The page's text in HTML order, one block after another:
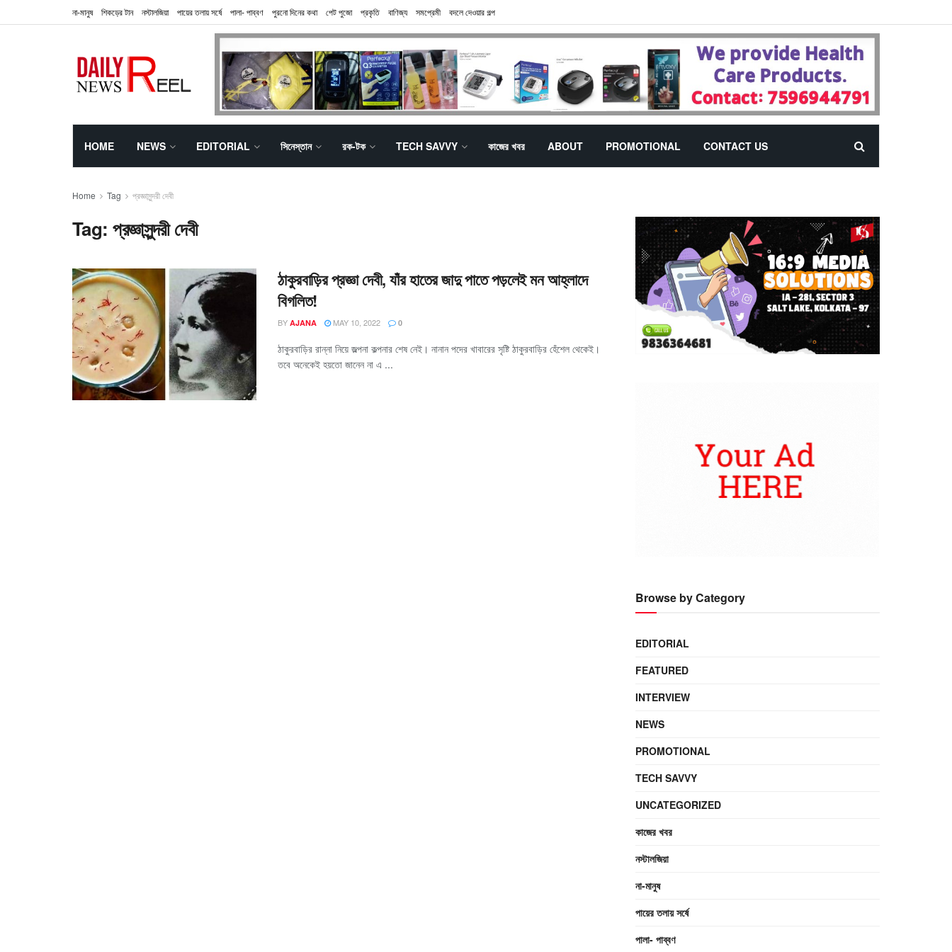
না-মানুষ শিকড়ের টান নস্টালজিয়া পায়ের তলায় সর্ষে পালা- পাব্বণ পুরনো দিনের কথা পেট পুজো প্রকৃতি বাণিজ্য সমপ্রেমী বদলে দেওয়ার গল্প
HOME NEWS EDITORIAL সিনেস্তান রক-টক TECH SAVVY কাজের খবর ABOUT PROMOTIONAL CONTACT US
Home Tag প্রজ্ঞাসুন্দরী দেবী
Tag:প্রজ্ঞাসুন্দরী দেবী
ঠাকুরবাড়ির প্রজ্ঞা দেবী, যাঁর হাতের জাদু পাতে পড়লেই মন আহ্লাদে
বিগলিত!
BY AJANA MAY 10, 2022 0
ঠাকুরবাড়ির রান্না নিয়ে জল্পনা কল্পনার শেষ নেই। নানান পদের খাবারের সৃষ্টি ঠাকুরবাড়ির হেঁশেল থেকেই।
তবে অনেকেই হয়তো জানেন না এ ...
Browse by Category
EDITORIAL
FEATURED
INTERVIEW
NEWS
PROMOTIONAL
TECH SAVVY
UNCATEGORIZED
কাজের খবর
নস্টালজিয়া
না-মানুষ
পায়ের তলায় সর্ষে
পালা- পাব্বণ